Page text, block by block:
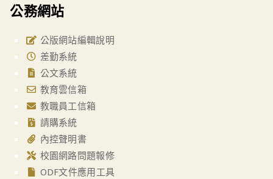
公務網站
公版網站編輯說明
差勤系統
公文系統
教育雲信箱
教職員工信箱
請購系統
內控聲明書
校園網路問題報修
ODF文件應用工具